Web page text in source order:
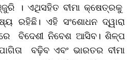
। ଏଥିସହିତ ବୀମା କ୍ଷେତ୍ରକୁ
ରହିଛି। ଏହି ସଂଶୋଧନ ଦ୍ୱାରା
ବିଦେଶୀ ନିବେଶ ଆସିବ। ଶିଳ୍ପ
ବଢ଼ିବ ଏବଂ ଭାରତର ବୀମା